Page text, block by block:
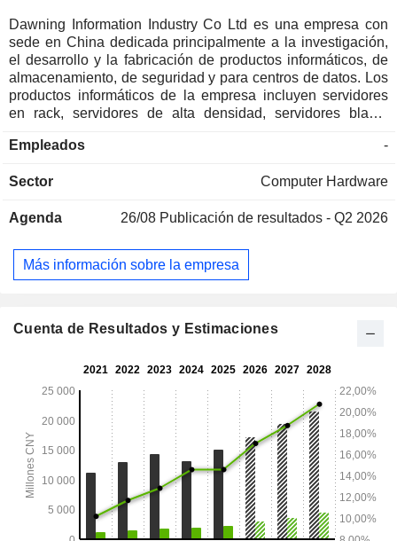
Dawning Information Industry Co Ltd es una empresa con
sede en China dedicada principalmente a la investigación,
el desarrollo y la fabricación de productos informáticos, de
almacenamiento, de seguridad y para centros de datos. Los
productos informáticos de la empresa incluyen servidores
en rack, servidores de alta densidad, servidores blade,
almacenamiento de la empresa incluyen la serie de
almacenamiento centralizado totalmente flash FlashNexus,
empresa incluyen productos y soluciones de hardware y
plataformas de seguridad de red y soluciones para la
industria inteligente. Los servicios de computación en la
dedica a proporcionar soluciones térmicas para centros de
desarrolla su actividad principalmente en el mercado
nacional.
Empleados -
Sector Computer Hardware
Agenda 26/08 Publicación de resultados - Q2 2026
Más información sobre la empresa
Cuenta de Resultados y Estimaciones